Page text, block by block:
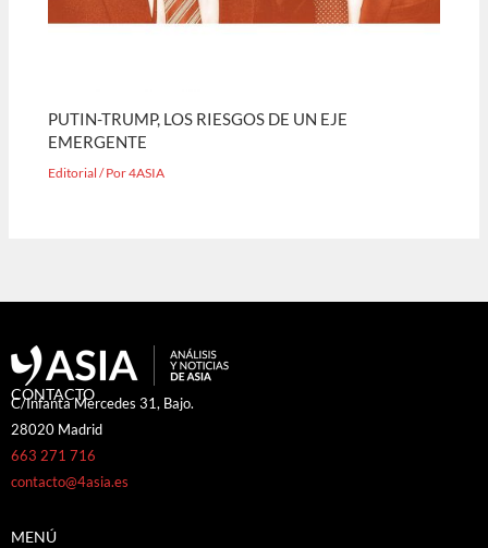
PUTIN-TRUMP, LOS RIESGOS DE UN EJE
EMERGENTE
Editorial / Por4ASIA
CONTACTO
C/Infanta Mercedes 31, Bajo.
28020 Madrid
663 271 716
contacto@4asia.es
MENÚ